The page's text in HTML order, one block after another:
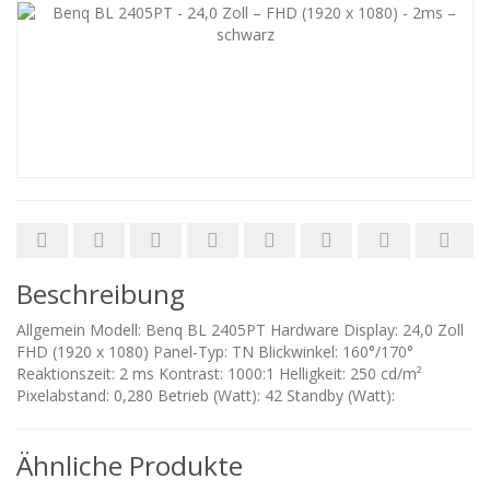
Beschreibung
Allgemein Modell: Benq BL 2405PT Hardware Display: 24,0 Zoll
FHD (1920 x 1080) Panel-Typ: TN Blickwinkel: 160°/170°
Reaktionszeit: 2 ms Kontrast: 1000:1 Helligkeit: 250 cd/m²
Pixelabstand: 0,280 Betrieb (Watt): 42 Standby (Watt):
Ähnliche Produkte